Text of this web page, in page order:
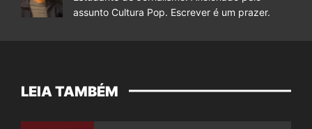
assunto Cultura Pop. Escrever é um prazer.
LEIA TAMBÉM